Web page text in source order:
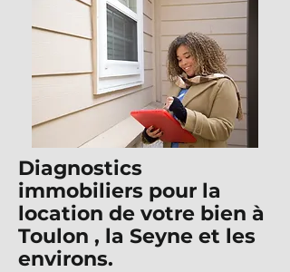
Diagnostics
immobiliers pour la
location de votre bien à
Toulon , la Seyne et les
environs.